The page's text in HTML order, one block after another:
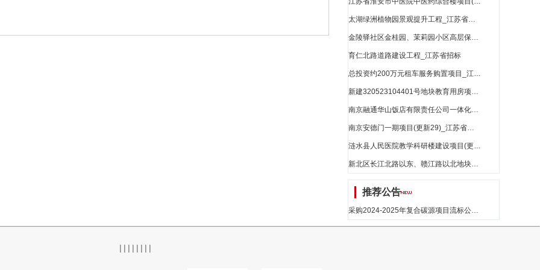
太湖绿洲植物园景观提升工程_江苏省招标
金陵驿社区金桂园、茉莉园小区高层保障房及地下室消防设施修复工程(更新4)_江苏省招标
育仁北路道路建设工程_江苏省招标
总投资约200万元租车服务购置项目_江苏省招标
新建320523104401号地块教育用房项目(更新12)_江苏省招标
南京融通华山饭店有限责任公司一体化酒店项目(更新15)_江苏省招标
南京安德门一期项目(更新29)_江苏省招标
涟水县人民医院教学科研楼建设项目(更新5)_江苏省招标
新北区长江北路以东、赣江路以北地块开发项目(更新17)_江苏省招标
推荐公告
采购2024-2025年复合碳源项目流标公告_江苏省招标
| | | | | | | |